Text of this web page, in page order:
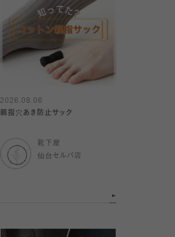
2026.08.06
親指穴あき防止サック
靴下屋
仙台セルバ店